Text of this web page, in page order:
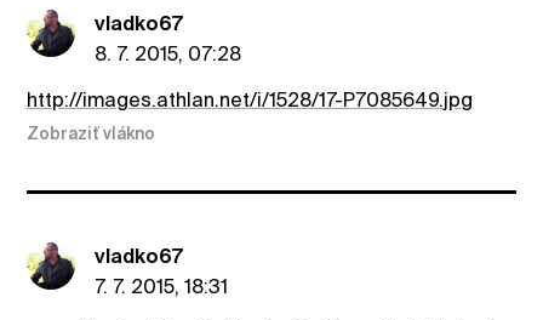
vladko67
8. 7. 2015, 07:28
http://images.athlan.net/i/1528/17-P7085649.jpg
Zobraziť vlákno
vladko67
7. 7. 2015, 18:31